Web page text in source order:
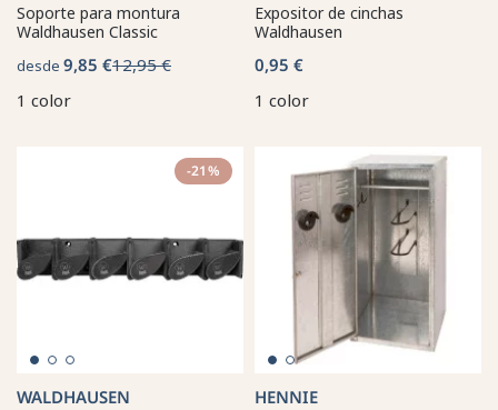
Soporte para montura
Waldhausen Classic
desde 9,85 €12,95 €
1 color
Expositor de cinchas
Waldhausen
0,95 €
1 color
-21%
WALDHAUSEN HENNIE